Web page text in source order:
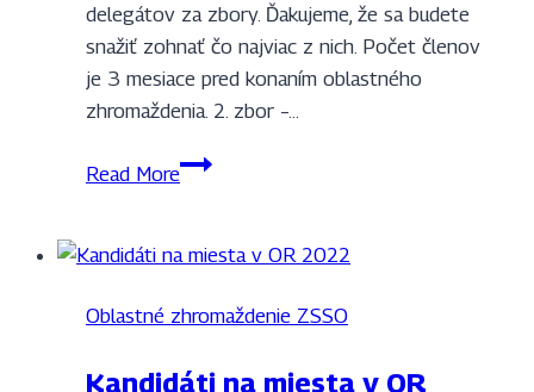
delegátov za zbory. Ďakujeme, že sa budete
snažiť zohnať čo najviac z nich. Počet členov
je 3 mesiace pred konaním oblastného
zhromaždenia. 2. zbor –…
Read MoreDelegáti
Oblastné zhromaždenie ZSSO
Kandidáti na miesta v OR